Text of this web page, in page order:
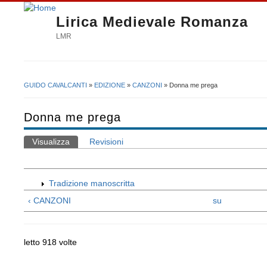
Lirica Medievale Romanza
LMR
GUIDO CAVALCANTI » EDIZIONE » CANZONI » Donna me prega
Donna me prega
Schede primarie
Visualizza (scheda attiva)
Revisioni
Tradizione manoscritta
‹ CANZONI
su
letto 918 volte